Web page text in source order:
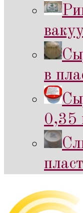
в
0,35